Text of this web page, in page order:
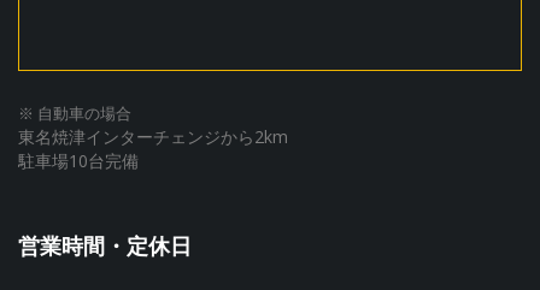
※ 自動車の場合
東名焼津インターチェンジから2km
駐車場10台完備
営業時間・定休日